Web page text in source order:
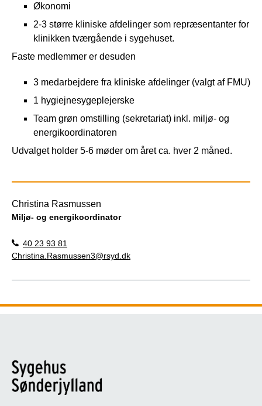
Økonomi
2-3 større kliniske afdelinger som repræsentanter for
klinikken tværgående i sygehuset.
Faste medlemmer er desuden
3 medarbejdere fra kliniske afdelinger (valgt af FMU)
1 hygiejnesygeplejerske
Team grøn omstilling (sekretariat) inkl. miljø- og
energikoordinatoren
Udvalget holder 5-6 møder om året ca. hver 2 måned.
Christina Rasmussen
Miljø- og energikoordinator
40 23 93 81
Christina.Rasmussen3@rsyd.dk